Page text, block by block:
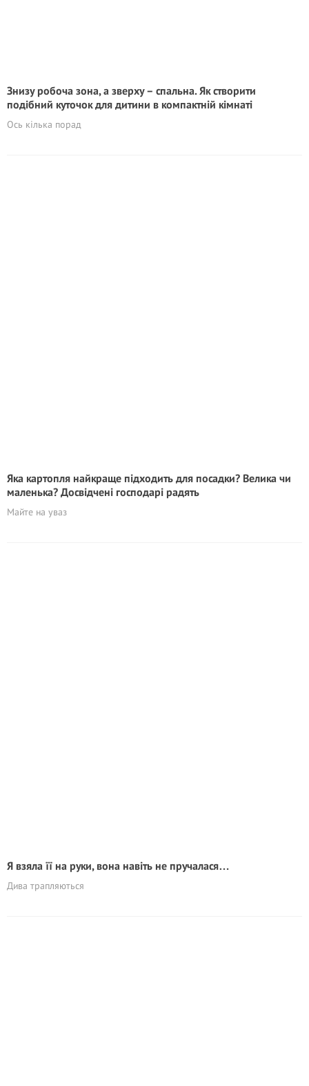
Знизу робоча зона, а зверху – спальна. Як створити
подібний куточок для дитини в компактній кімнаті
Ось кілька порад
Яка картопля найкраще підходить для посадки? Велика чи
маленька? Досвідчені господарі радять
Майте на уваз
Я взяла її на руки, вона навіть не пручалася…
Дива трапляються